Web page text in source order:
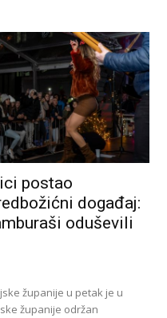
postao
događaj:
oduševili
županije u petak je u
županije održan